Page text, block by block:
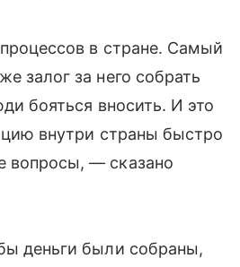
в стране. Самый
залог за него собрать
бояться вносить. И это
внутри страны быстро
вопросы, — сказано
деньги были собраны,